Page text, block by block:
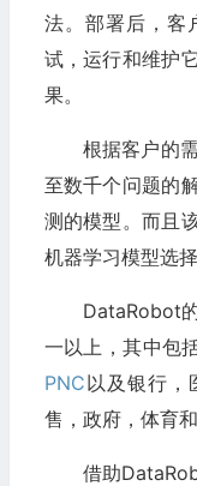
法。部署后，客
试，运行和维护
果。
根据客户的
至数千个问题的
测的模型。而且
机器学习模型选
DataRobot
一以上，其中包
PNC以及银行，
售，政府，体育
借助